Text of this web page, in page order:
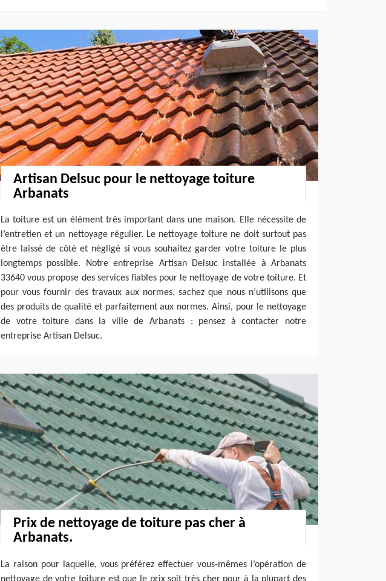
Artisan Delsuc pour le nettoyage toiture
Arbanats
La toiture est un élément très important dans une maison. Elle nécessite de
l’entretien et un nettoyage régulier. Le nettoyage toiture ne doit surtout pas
être laissé de côté et négligé si vous souhaitez garder votre toiture le plus
longtemps possible. Notre entreprise Artisan Delsuc installée à Arbanats
33640 vous propose des services fiables pour le nettoyage de votre toiture. Et
pour vous fournir des travaux aux normes, sachez que nous n’utilisons que
des produits de qualité et parfaitement aux normes. Ainsi, pour le nettoyage
de votre toiture dans la ville de Arbanats ; pensez à contacter notre
entreprise Artisan Delsuc.
Prix de nettoyage de toiture pas cher à
Arbanats.
La raison pour laquelle, vous préférez effectuer vous-mêmes l’opération de